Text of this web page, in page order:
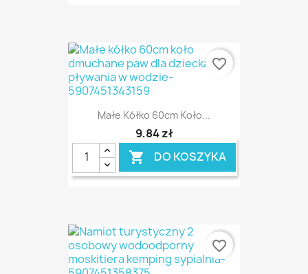
Małe Kółko 60cm Koło...
9,84 zł
 DO KOSZYKA
favorite_border
favorite_border